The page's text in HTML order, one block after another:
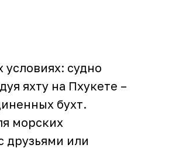
судно
яхту на Пхукете –
бухт.
морских
друзьями или